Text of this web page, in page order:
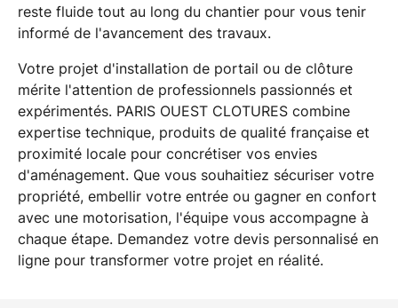
reste fluide tout au long du chantier pour vous tenir
informé de l'avancement des travaux.
Votre projet d'installation de portail ou de clôture
mérite l'attention de professionnels passionnés et
expérimentés. PARIS OUEST CLOTURES combine
expertise technique, produits de qualité française et
proximité locale pour concrétiser vos envies
d'aménagement. Que vous souhaitiez sécuriser votre
propriété, embellir votre entrée ou gagner en confort
avec une motorisation, l'équipe vous accompagne à
chaque étape. Demandez votre devis personnalisé en
ligne pour transformer votre projet en réalité.